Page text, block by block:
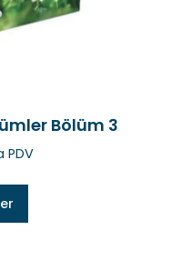
Bölüm 3
PDV